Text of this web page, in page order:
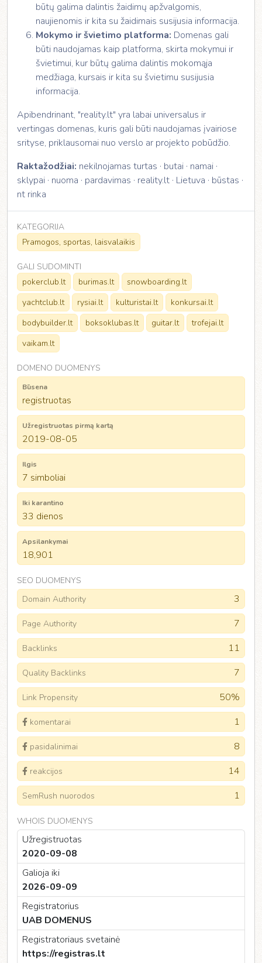
būtų galima dalintis žaidimų apžvalgomis,
naujienomis ir kita su žaidimais susijusia informacija.
Mokymo ir švietimo platforma: Domenas gali
būti naudojamas kaip platforma, skirta mokymui ir
švietimui, kur būtų galima dalintis mokomąja
medžiaga, kursais ir kita su švietimu susijusia
informacija.
Apibendrinant, "reality.lt" yra labai universalus ir
vertingas domenas, kuris gali būti naudojamas įvairiose
srityse, priklausomai nuo verslo ar projekto pobūdžio.
Raktažodžiai: nekilnojamas turtas · butai · namai ·
sklypai · nuoma · pardavimas · reality.lt · Lietuva · būstas ·
nt rinka
KATEGORIJA
Pramogos, sportas, laisvalaikis
GALI SUDOMINTI
pokerclub.lt
burimas.lt
snowboarding.lt
yachtclub.lt
rysiai.lt kulturistai.lt
konkursai.lt
bodybuilder.lt
boksoklubas.lt guitar.lt
trofejai.lt
vaikam.lt
DOMENO DUOMENYS
Būsena
registruotas
Užregistruotas pirmą kartą
2019-08-05
Ilgis
7 simboliai
Iki karantino
33 dienos
Apsilankymai
18,901
SEO DUOMENYS
Domain Authority
3
Page Authority 7
Backlinks 11
Quality Backlinks 7
Link Propensity 50%
komentarai 1
pasidalinimai 8
reakcijos 14
SemRush nuorodos 1
WHOIS DUOMENYS
Užregistruotas
2020-09-08
Galioja iki
2026-09-09
Registratorius
UAB DOMENUS
Registratoriaus svetainė
https://registras.lt